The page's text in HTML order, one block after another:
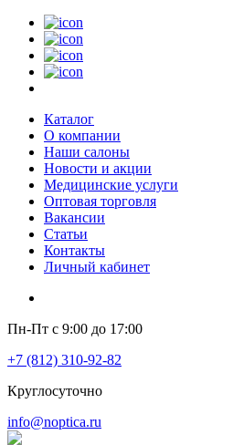
Каталог
О компании
Наши салоны
Новости и акции
Медицинские услуги
Оптовая торговля
Вакансии
Статьи
Контакты
Личный кабинет
Пн-Пт с 9:00 до 17:00
+7 (812) 310-92-82
Круглосуточно
info@noptica.ru